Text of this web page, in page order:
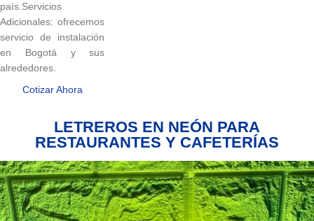
país.Servicios
Adicionales: ofrecemos
servicio de instalación
en Bogotá y sus
alrededores.
Cotizar Ahora
LETREROS EN NEÓN PARA
RESTAURANTES Y CAFETERÍAS
Letrero
Hamburguesa